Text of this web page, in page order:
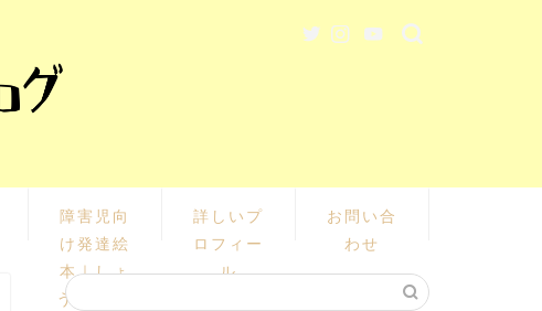
障害児向
け発達絵
本｜しょ
うじ あい
詳しいプ
ロフィー
ル
お問い合
わせ